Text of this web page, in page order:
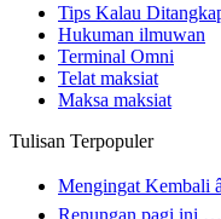
Tips Kalau
Hukuman ilmuwan
Terminal Omni
Telat maksiat
Maksa maksiat
Tulisan Terpopuler
Mengingat Kembali
Renungan pagi ini